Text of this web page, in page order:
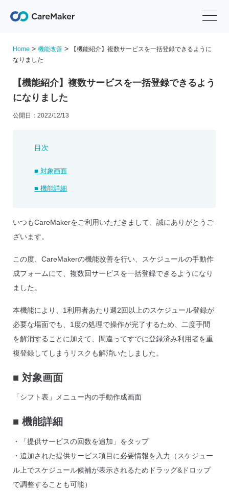
Home >機能改善 >
【機能紹介】複数サービスを一括登録できるように
なりました
【機能紹介】複数サービスを一括登録できるよう
になりました
公開日：2022/12/13
目次
■ 対象画面
■ 機能詳細
いつもCareMakerをご利用いただきまして、誠にありがとうご
ざいます。
この度、CareMakerの機能改善を行い、スケジュールの手動作
成フォームにて、複数回サービスを一括登録できるようになり
ました。
本機能により、1利用者あたり週2回以上のスケジュール登録が
必要な場面でも、1度の処理で操作が完了するため、二度手間
を解消することに加えて、間違ってすでに登録済み利用者を重
複登録してしまうリスクも解消いたしました。
■ 対象画面
「シフト表」メニュー内の手動作成画面
■ 機能詳細
・「提供サービスの回数を追加」をタップ
・追加された提供サービス項目に必要情報を入力（スケジュー
ル上でスケジュール候補が表示されるためドラッグ&ドロップ
で調整することも可能）